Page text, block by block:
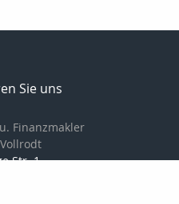
Sie uns
Finanzmakler
Str. 1